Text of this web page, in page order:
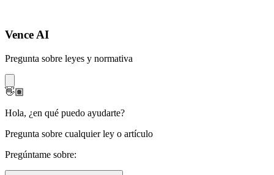
Vence AI
Pregunta sobre leyes y normativa
👋🏽
Hola, ¿en qué puedo ayudarte?
Pregunta sobre cualquier ley o artículo
Pregúntame sobre: